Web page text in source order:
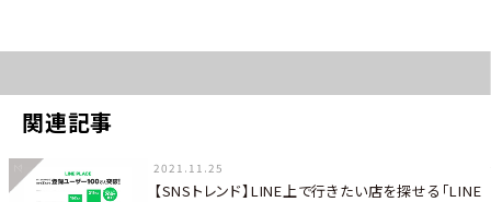
関連記事
2021.11.25
【SNSトレンド】LINE上で行きたい店を探せる「LINE